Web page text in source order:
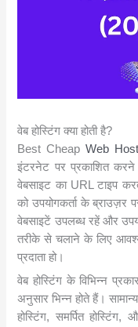
वेब होस्टिंग क्या होती है?
Best CheapWeb
इंटरनेट पर प्रकाशित
वेबसाइट का URL टाइप
को उपयोगकर्ता के ब्राउज़र
वेबसाइटें उपलब्ध रहें और
तरीके से चलाने के लिए
प्रदाता हो।
वेब होस्टिंग के विभिन्न
अनुसार भिन्न होते हैं।
होस्टिंग, समर्पित